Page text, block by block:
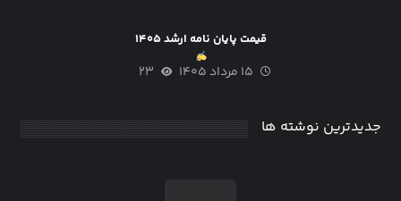
قیمت پایان نامه ارشد ۱۴۰۵
۱۵ مرداد ۱۴۰۵ ۲۳
جدیدترین نوشته ها